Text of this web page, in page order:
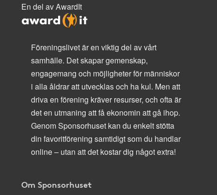
En del av AwardIt
Föreningslivet är en viktig del av vårt
samhälle. Det skapar gemenskap,
engagemang och möjligheter för människor
i alla åldrar att utvecklas och ha kul. Men att
driva en förening kräver resurser, och ofta är
det en utmaning att få ekonomin att gå ihop.
Genom Sponsorhuset kan du enkelt stötta
din favoritförening samtidigt som du handlar
online – utan att det kostar dig något extra!
Om Sponsorhuset